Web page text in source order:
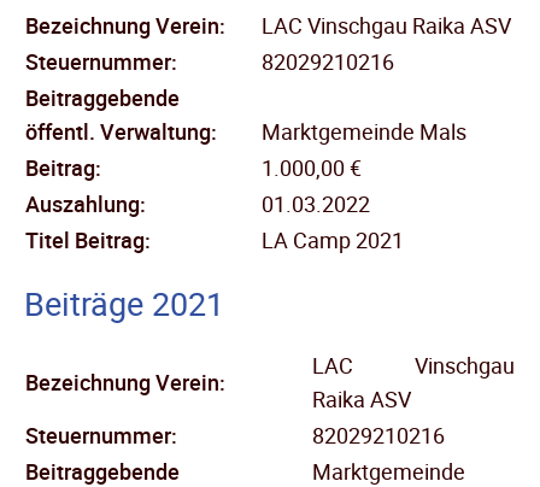
Bezeichnung Verein:
LAC Vinschgau Raika ASV
Steuernummer:
82029210216
Beitraggebende
öffentl. Verwaltung:
Marktgemeinde Mals
Beitrag:
1.000,00 €
Auszahlung:
01.03.2022
Titel Beitrag:
LA Camp 2021
Beiträge 2021
Bezeichnung Verein:
LAC Vinschgau
Raika ASV
Steuernummer:
82029210216
Beitraggebende
Marktgemeinde